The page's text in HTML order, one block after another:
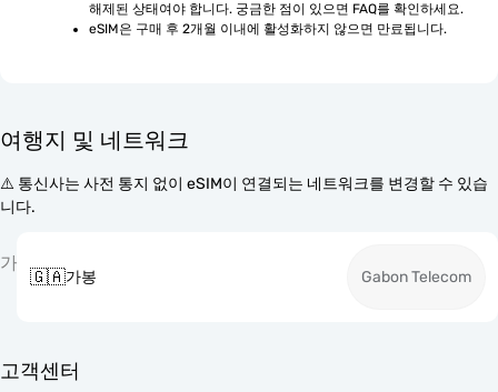
해제된 상태여야 합니다. 궁금한 점이 있으면 FAQ를 확인하세요.
eSIM은 구매 후 2개월 이내에 활성화하지 않으면 만료됩니다.
여행지 및 네트워크
⚠️ 통신사는 사전 통지 없이 eSIM이 연결되는 네트워크를 변경할 수 있습
니다.
가
🇬🇦가봉 Gabon Telecom
고객센터